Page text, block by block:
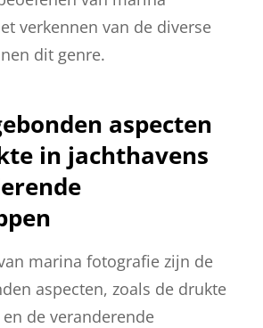
verkennen van de diverse
dit genre.
aspecten
in jachthavens
marina fotografie zijn de
aspecten, zoals de drukte
de veranderende